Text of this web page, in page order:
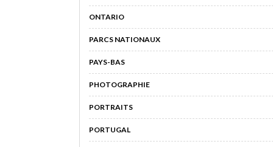
ONTARIO
PARCS NATIONAUX
PAYS-BAS
PHOTOGRAPHIE
PORTRAITS
PORTUGAL